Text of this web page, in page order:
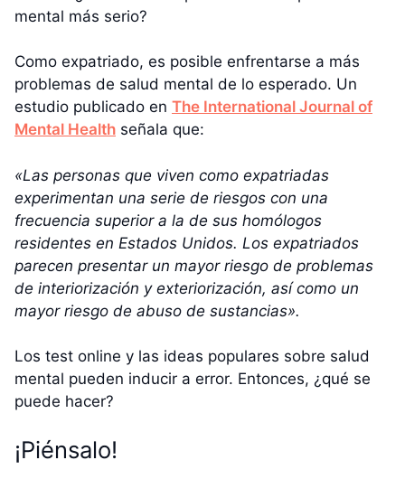
mental más serio?
Como expatriado, es posible enfrentarse a más
problemas de salud mental de lo esperado. Un
estudio publicado en The International Journal of
Mental Health señala que:
«Las personas que viven como expatriadas
experimentan una serie de riesgos con una
frecuencia superior a la de sus homólogos
residentes en Estados Unidos. Los expatriados
parecen presentar un mayor riesgo de problemas
de interiorización y exteriorización, así como un
mayor riesgo de abuso de sustancias».
Los test online y las ideas populares sobre salud
mental pueden inducir a error. Entonces, ¿qué se
puede hacer?
¡Piénsalo!